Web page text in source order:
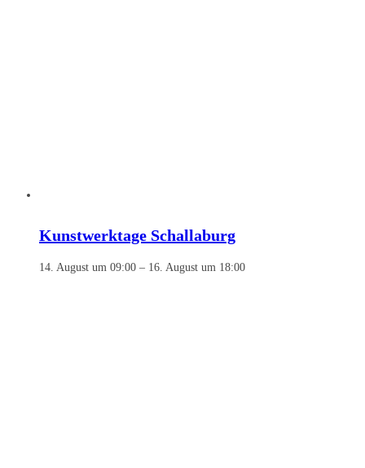
Kunstwerktage Schallaburg
14. August um 09:00 – 16. August um 18:00